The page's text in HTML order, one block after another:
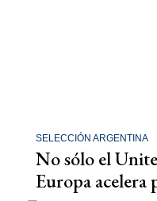
SELECCIÓN ARGENTINA
No sólo el
Europa